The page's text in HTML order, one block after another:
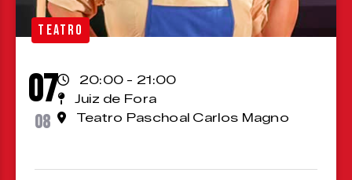
TEATRO
07
08
20:00 - 21:00
Juiz de Fora
Teatro Paschoal Carlos Magno